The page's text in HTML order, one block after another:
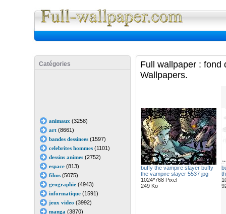
Catégories
animaux (3258)
art(8661)
bandes dessinees(1597)
celebrites hommes(1101)
dessins animes(2752)
espace(813)
films(5075)
geographie(4943)
informatique(1591)
jeux video (3992)
manga (3870)
Full wallpaper : fond
Wallpapers.
buffy the vampire slayer buffy
the vampire slayer 5537 jpg
1024*768 Pixel
249 Ko